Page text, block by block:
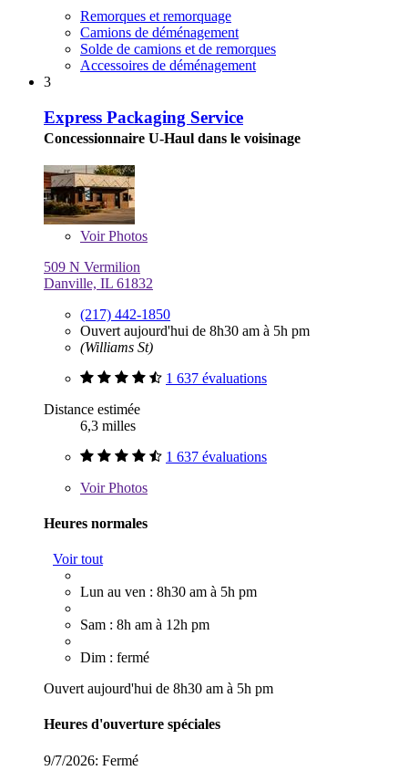
Remorques et remorquage
Camions de déménagement
Solde de camions et de remorques
Accessoires de déménagement
3
Express Packaging Service
Concessionnaire U-Haul dans le voisinage
VoirPhotos
509 N Vermilion
Danville, IL 61832
(217) 442-1850
Ouvert aujourd'hui de 8h30 am à 5h pm
(Williams St)
1 637 évaluations
Distance estimée
6,3 milles
1 637 évaluations
VoirPhotos
Heures normales
Voir tout
Lun au ven : 8h30 am à 5h pm
Sam : 8h am à 12h pm
Dim : fermé
Ouvert aujourd'hui de 8h30 am à 5h pm
Heures d'ouverture spéciales
9/7/2026: Fermé